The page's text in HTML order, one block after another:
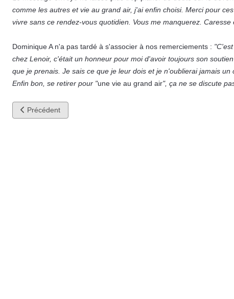
comme les autres et vie au grand air, j'ai enfin choisi. Merci pour
vivre sans ce rendez-vous quotidien. Vous me manquerez. Caresse
Dominique A n'a pas tardé à s'associer à nos remerciements :
chez Lenoir, c'était un honneur pour moi d'avoir toujours son
que je prenais. Je sais ce que je leur dois et je n'oublierai jamais
Enfin bon, se retirer pour "une vie au grand air", ça ne se discute
Article précédent : Dominique A invité par Hubert Félix Thiéfaine
Précédent